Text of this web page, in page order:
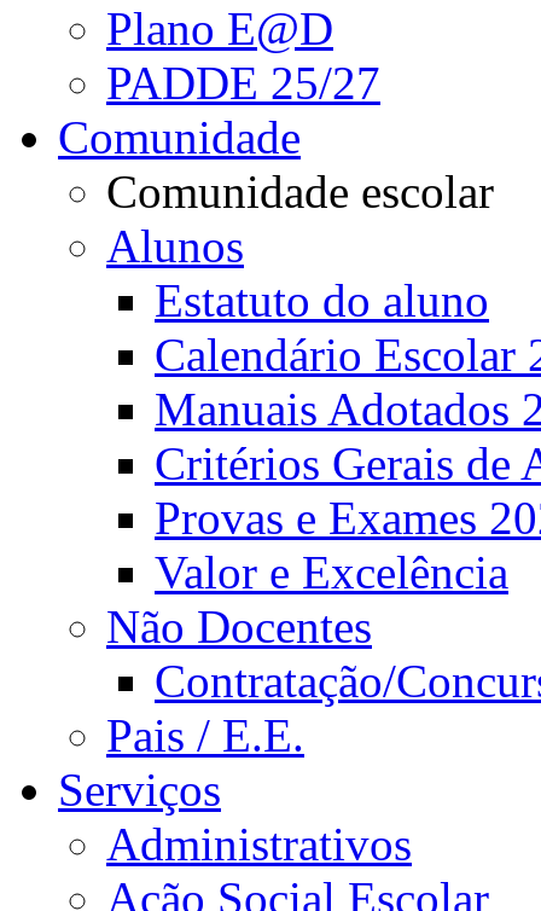
Plano E@D
PADDE 25/27
Comunidade
Comunidade escolar
Alunos
Estatuto do aluno
Calendário Escolar
Manuais Adotados
Critérios Gerais de
Provas e Exames
Valor e Excelência
Não Docentes
Contratação/
Pais / E.E.
Serviços
Administrativos
Ação Social Escolar